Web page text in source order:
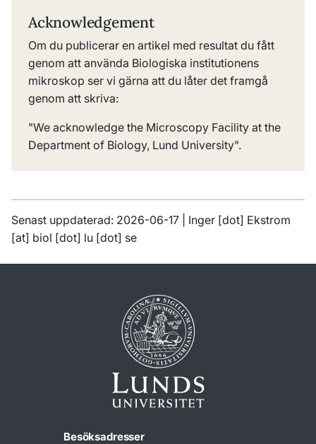
Acknowledgement
Om du publicerar en artikel med resultat du fått
genom att använda Biologiska institutionens
mikroskop ser vi gärna att du låter det framgå
genom att skriva:
"We acknowledge the Microscopy Facility at the
Department of Biology, Lund University".
Senast uppdaterad: 2026-06-17 | Inger [dot] Ekstrom
[at] biol [dot] lu [dot] se
Besöksadresser